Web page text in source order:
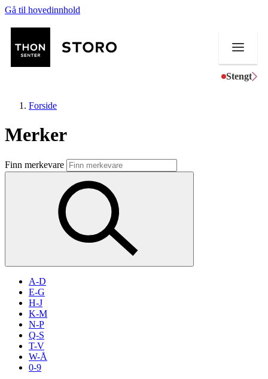
Gå til hovedinnhold
Stengt
Butikker
Mat og drikke
Aktiviteter
Merker
Inspirasjon
Søk
Forside
Merker
Finn merkevare
A-D
E-G
H-J
K-M
N-P
Q-S
T-V
W-Å
0-9